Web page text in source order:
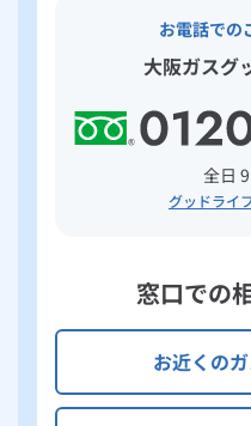
お電話での
大阪ガスグ
全日
グッドライ
窓口での
お近くの